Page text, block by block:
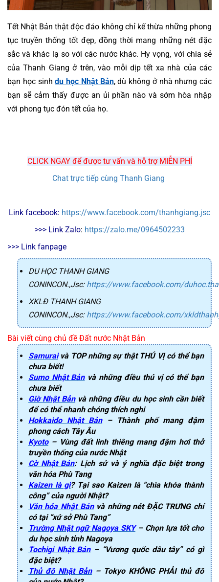
Tết Nhật Bản thật độc đáo không chỉ kế thừa những phong
tục truyền thống tốt đẹp, đồng thời mang những nét đặc
sắc và khác lạ so với các nước khác. Hy vọng, với chia sẻ
của Thanh Giang ở trên, vào mỗi dịp tết xa nhà của các
bạn học sinh du học Nhật Bản, dù không ở nhà nhưng các
bạn sẽ cảm thấy được an ủi phần nào và sớm hòa nhập
với phong tục đón tết của họ.
CLICK NGAY để được tư vấn và hỗ trợ MIỄN PHÍ
Chat trực tiếp cùng Thanh Giang
Link facebook: https://www.facebook.com/thanhgiang.jsc
>>> Link Zalo: https://zalo.me/0964502233
>>> Link fanpage
DU HỌC THANH GIANG
CONINCON.,Jsc: https://www.facebook.com/
XKLĐ THANH GIANG
CONINCON.,Jsc: https://www.facebook.com/
Bài viết cùng chủ đề Đất nước Nhật Bản
Samuraivà TOP những sự thật THÚ VỊ có thể bạn
chưa biết!
Sumo Nhật Bảnvà những điều thú vị có thể bạn
chưa biết
Giờ Nhật Bảnvà những điều du học sinh cần biết
để có thể nhanh chóng thích nghi
Hokkaido Nhật Bản– Thành phố mang đậm
phong cách Tây Âu
Kyoto– Vùng đất linh thiêng mang đậm hơi thở
truyền thống của nước Nhật
Cờ Nhật Bản: Lịch sử và ý nghĩa đặc biệt trong
văn hóa Phù Tang
Kaizen là gì? Tại sao Kaizen là “chìa khóa thành
công” của người Nhật?
Văn hóa Nhật Bảnvà những nét ĐẶC TRƯNG chỉ
có tại “xứ sở Phù Tang”
Trường Nhật ngữ Nagoya SKY– Chọn lựa tốt cho
du học sinh tỉnh Nagoya
Tochigi Nhật Bản– “Vương quốc dâu tây” có gì
đặc biệt?
Thủ đô Nhật Bản– Tokyo KHÔNG PHẢI thủ đô